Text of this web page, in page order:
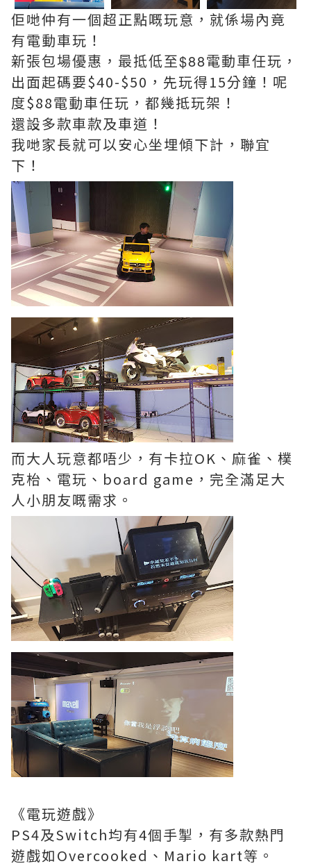
佢哋仲有一個超正點嘅玩意，就係場內竟
有電動車玩！
新張包場優惠，最抵低至$88電動車任玩，
出面起碼要$40-$50，先玩得15分鐘！呢
度$88電動車任玩，都幾抵玩架！
還設多款車款及車道！
我哋家長就可以安心坐埋傾下計，聯宜
下！
而大人玩意都唔少，有卡拉OK、麻雀、樸
克枱、電玩、board game，完全滿足大
人小朋友嘅需求。
《電玩遊戲》
PS4及Switch均有4個手掣， 有多款熱門
遊戲如Overcooked、Mario kart等。